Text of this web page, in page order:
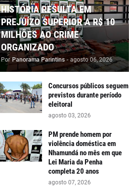
HISTÓRIA RESULTA EM
PREJUÍZO SUPERIOR A R$ 10
MILHÕES AO CRIME
ORGANIZADO
Por Panorama Parintins - agosto 06, 2026
Concursos públicos seguem
previstos durante período
eleitoral
agosto 03, 2026
PM prende homem por
violência doméstica em
Nhamundá no mês em que
Lei Maria da Penha
completa 20 anos
agosto 07, 2026